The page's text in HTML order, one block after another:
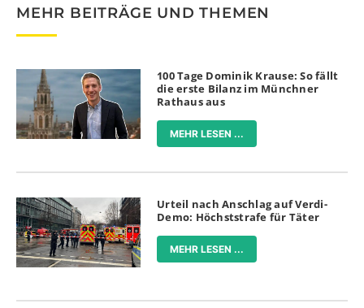
MEHR BEITRÄGE UND THEMEN
100 Tage Dominik Krause: So fällt
die erste Bilanz im Münchner
Rathaus aus
MEHR LESEN ...
Urteil nach Anschlag auf Verdi-
Demo: Höchststrafe für Täter
MEHR LESEN ...